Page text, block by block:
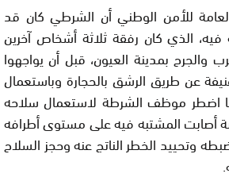
للأمن الوطني أن الشرطي كان قد
الذي كان رفقة ثلاثة أشخاص آخرين
والجرح بمدينة العيون، قبل أن يواجهوا
عن طريق الرشق بالحجارة وباستعمال
اضطر موظف الشرطة لاستعمال سلاحه
أصابت المشتبه فيه على مستوى أطرافه
وتحييد الخطر الناتج عنه وحجز السلاح